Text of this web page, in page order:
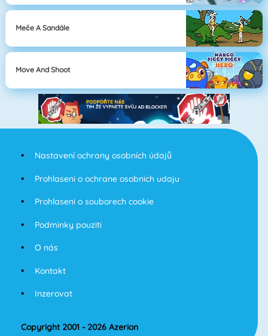
Meče A Sandále
Move And Shoot
Nastavení ochrany osobních údajů
Prohlaseni o ochrane osobnich udaju
Prohlaseni o souborech cookie
Podminky pouziti
O nás
Kontakt
Inzerovat
Copyright 2001 - 2026 Azerion